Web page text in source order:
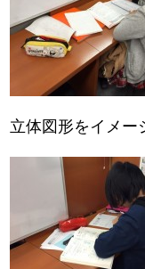
立体図形をイメー